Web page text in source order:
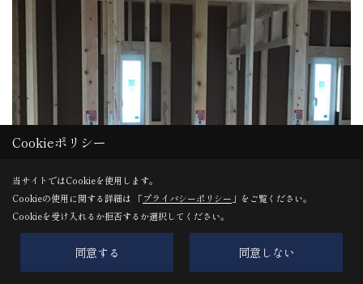
Cookieポリシー
当サイトではCookieを使用します。
Cookieの使用に関する詳細は 「プライバシーポリシー 」をご覧ください。
Cookieを受け入れるか拒否するか選択してください。
同意する 同意しない